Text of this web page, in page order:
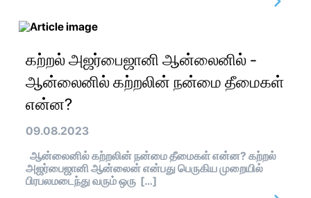
கற்றல் அஜர்பைஜானி ஆன்லைனில் -
ஆன்லைனில் கற்றலின் நன்மை தீமைகள்
என்ன?
09.08.2023
ஆன்லைனில் கற்றலின் நன்மை தீமைகள் என்ன? கற்றல்
அஜர்பைஜானி ஆன்லைன் என்பது பெருகிய முறையில்
பிரபலமடைந்து வரும் ஒரு […]